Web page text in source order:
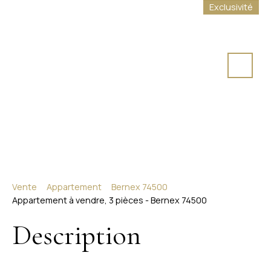
Exclusivité
Vente Appartement
Bernex 74500
Appartement à vendre, 3 pièces - Bernex 74500
Description